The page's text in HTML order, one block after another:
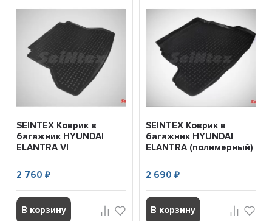
SEINTEX Коврик в
багажник HYUNDAI
ELANTRA VI
(шт) (2016-)...
2 760₽
В корзину
SEINTEX Коврик в
багажник HYUNDAI
ELANTRA (полимерный)
2011...
2 690 ₽
В корзину